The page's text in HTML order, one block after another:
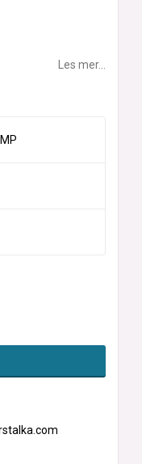
Les mer...